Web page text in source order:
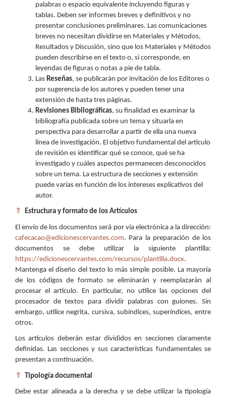
palabras o espacio equivalente incluyendo figuras y
tablas. Deben ser informes breves y definitivos y no
presentar conclusiones preliminares. Las comunicaciones
breves no necesitan dividirse en Materiales y Métodos,
Resultados y Discusión, sino que los Materiales y Métodos
pueden describirse en el texto o, si corresponde, en
leyendas de figuras o notas a pie de tabla.
Las Reseñas, se publicarán por invitación de los Editores o
por sugerencia de los autores y pueden tener una
extensión de hasta tres páginas.
Revisiones Bibliográficas, su finalidad es examinar la
bibliografía publicada sobre un tema y situarla en
perspectiva para desarrollar a partir de ella una nueva
línea de investigación. El objetivo fundamental del artículo
de revisión es identificar qué se conoce, qué se ha
investigado y cuáles aspectos permanecen desconocidos
sobre un tema. La estructura de secciones y extensión
puede varias en función de los intereses explicativos del
autor.
⇑ Estructura y formato de los Artículos
El envío de los documentos será por vía electrónica a la dirección:
cafecacao@edicionescervantes.com. Para la preparación de los
documentos se debe utilizar la siguiente plantilla:
https://edicionescervantes.com/recursos/plantilla.docx.
Mantenga el diseño del texto lo más simple posible. La mayoría
de los códigos de formato se eliminarán y reemplazarán al
procesar el artículo. En particular, no utilice las opciones del
procesador de textos para dividir palabras con guiones. Sin
embargo, utilice negrita, cursiva, subíndices, superíndices, entre
otros.
Los artículos deberán estar divididos en secciones claramente
definidas. Las secciones y sus características fundamentales se
presentan a continuación.
⇑ Tipología documental
Debe estar alineada a la derecha y se debe utilizar la tipología